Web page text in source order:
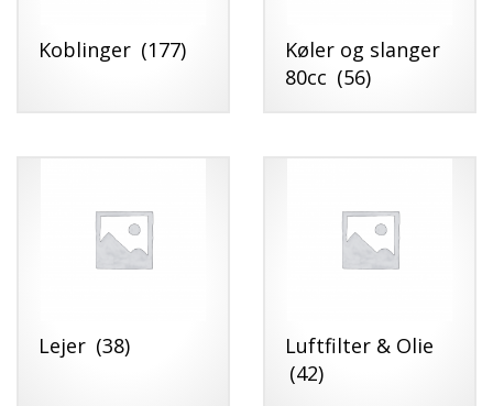
Koblinger (177)
Køler og slanger
80cc (56)
Lejer (38)
Luftfilter & Olie
(42)